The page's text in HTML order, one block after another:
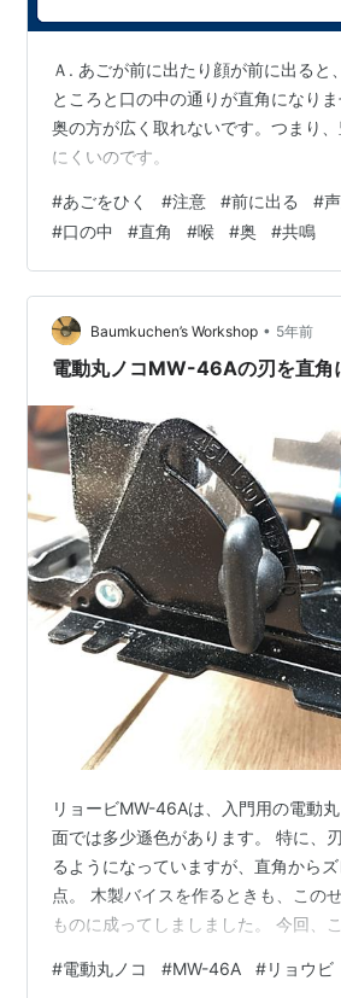
Ａ. あごが前に出たり顔が前に出ると
ところと口の中の通りが直角になり
奥の方が広く取れないです。つまり
にくいのです。
#あごをひく #注意 #前に出る #
#口の中 #直角 #喉 #奥 #共鳴
Baumkuchen’s Workshop • 5年前
電動丸ノコMW-46Aの刃を直角
リョービMW-46Aは、入門用の電動
面では多少遜色があります。 特に、
るようになっていますが、直角から
点。 木製バイスを作るときも、この
ものに成ってしましました。 今回、
kuchen.hatenablog.com 角度調整機
#電動丸ノコ #MW-46A #リョウビ